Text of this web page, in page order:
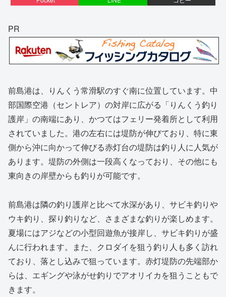
PR
前島港は、りんくう常滑駅のすぐ南に位置しています。中
部国際空港（セントレア）の対岸に広がる「りんくう釣り
護岸」の南端にあり、かつてはフェリー発着所として利用
されていました。港の左右には堤防が伸びており、特に東
側から沖に向かって伸びる赤灯台の堤防は釣り人に人気が
あります。堤防の外側は一段高くなっており、その他にも
東向きの岸壁からも釣りが可能です。
前島港は隣の釣り護岸と比べて水深があり、サビキ釣りや
ウキ釣り、探り釣りなど、さまざまな釣りが楽しめます。
夏場にはアジなどの小型回遊魚が接岸し、サビキ釣りが盛
んに行われます。また、クロダイを狙う釣り人も多く訪れ
ており、落とし込みで狙っています。赤灯堤防の先端部か
らは、エギングや泳がせ釣りでアオリイカを狙うこともで
きます。